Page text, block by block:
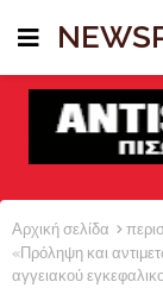
Αρχική σελίδα
«Πρόληψη και
αγγειακού